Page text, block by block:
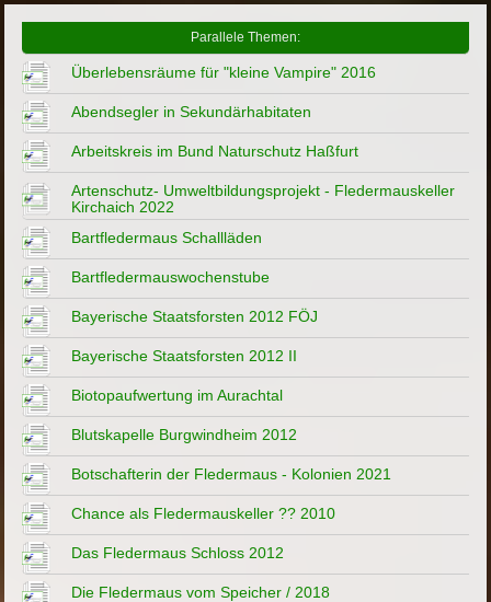
Parallele Themen:
Überlebensräume für "kleine Vampire" 2016
Abendsegler in Sekundärhabitaten
Arbeitskreis im Bund Naturschutz Haßfurt
Artenschutz- Umweltbildungsprojekt - Fledermauskeller
Kirchaich 2022
Bartfledermaus Schallläden
Bartfledermauswochenstube
Bayerische Staatsforsten 2012 FÖJ
Bayerische Staatsforsten 2012 II
Biotopaufwertung im Aurachtal
Blutskapelle Burgwindheim 2012
Botschafterin der Fledermaus - Kolonien 2021
Chance als Fledermauskeller ?? 2010
Das Fledermaus Schloss 2012
Die Fledermaus vom Speicher / 2018